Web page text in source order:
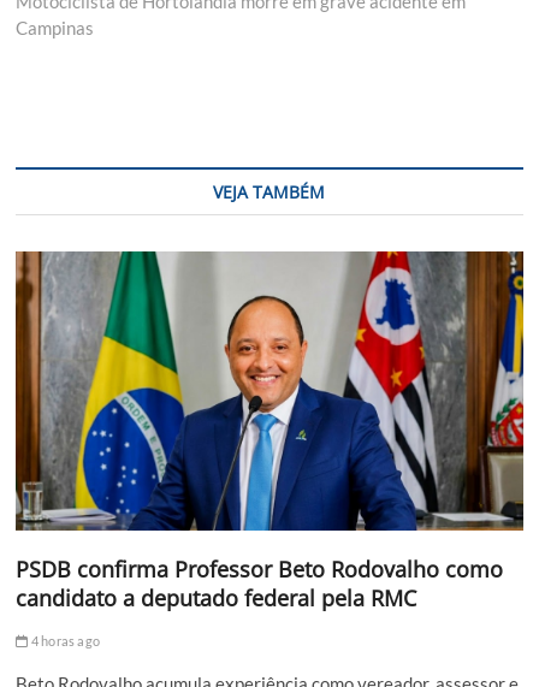
Campinas
VEJA TAMBÉM
PSDB confirma Professor Beto Rodovalho como
candidato a deputado federal pela RMC
4 horas ago